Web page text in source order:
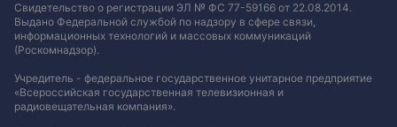
Свидетельство о регистрации ЭЛ № ФС 77-59166 от 22.08.2014.
Выдано Федеральной службой по надзору в сфере связи,
информационных технологий и массовых коммуникаций
(Роскомнадзор).
Учредитель - федеральное государственное унитарное предприятие
«Всероссийская государственная телевизионная и
радиовещательная компания».